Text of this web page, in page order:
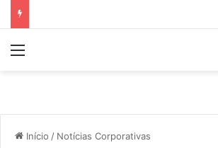
Início / Notícias Corporativas